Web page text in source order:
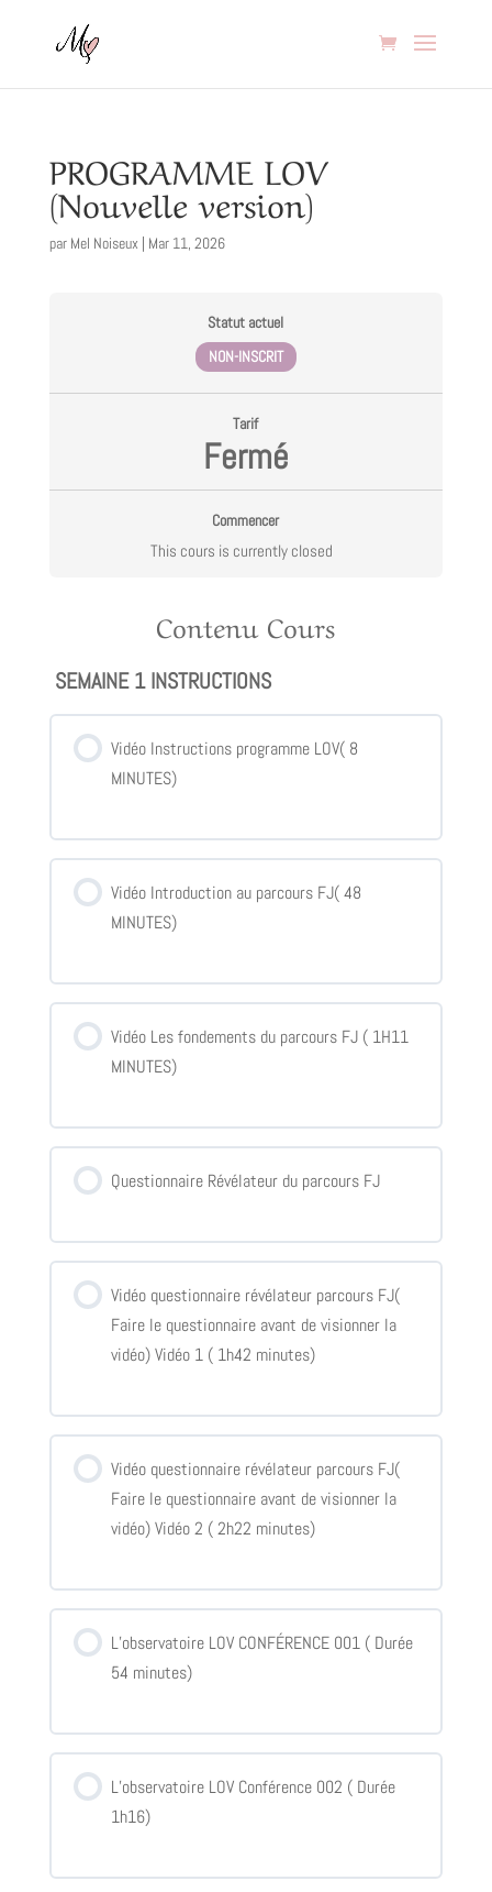
PROGRAMME LOV
(Nouvelle version)
par Mel Noiseux | Mar 11, 2026
Statut actuel
NON-INSCRIT
Tarif
Fermé
Commencer
This cours is currently closed
Contenu Cours
SEMAINE 1 INSTRUCTIONS
Vidéo Instructions programme LOV( 8
MINUTES)
Vidéo Introduction au parcours FJ( 48
MINUTES)
Vidéo Les fondements du parcours FJ ( 1H11
MINUTES)
Questionnaire Révélateur du parcours FJ
Vidéo questionnaire révélateur parcours FJ(
Faire le questionnaire avant de visionner la
vidéo) Vidéo 1 ( 1h42 minutes)
Vidéo questionnaire révélateur parcours FJ(
Faire le questionnaire avant de visionner la
vidéo) Vidéo 2 ( 2h22 minutes)
L’observatoire LOV CONFÉRENCE 001 ( Durée
54 minutes)
L’observatoire LOV Conférence 002 ( Durée
1h16)